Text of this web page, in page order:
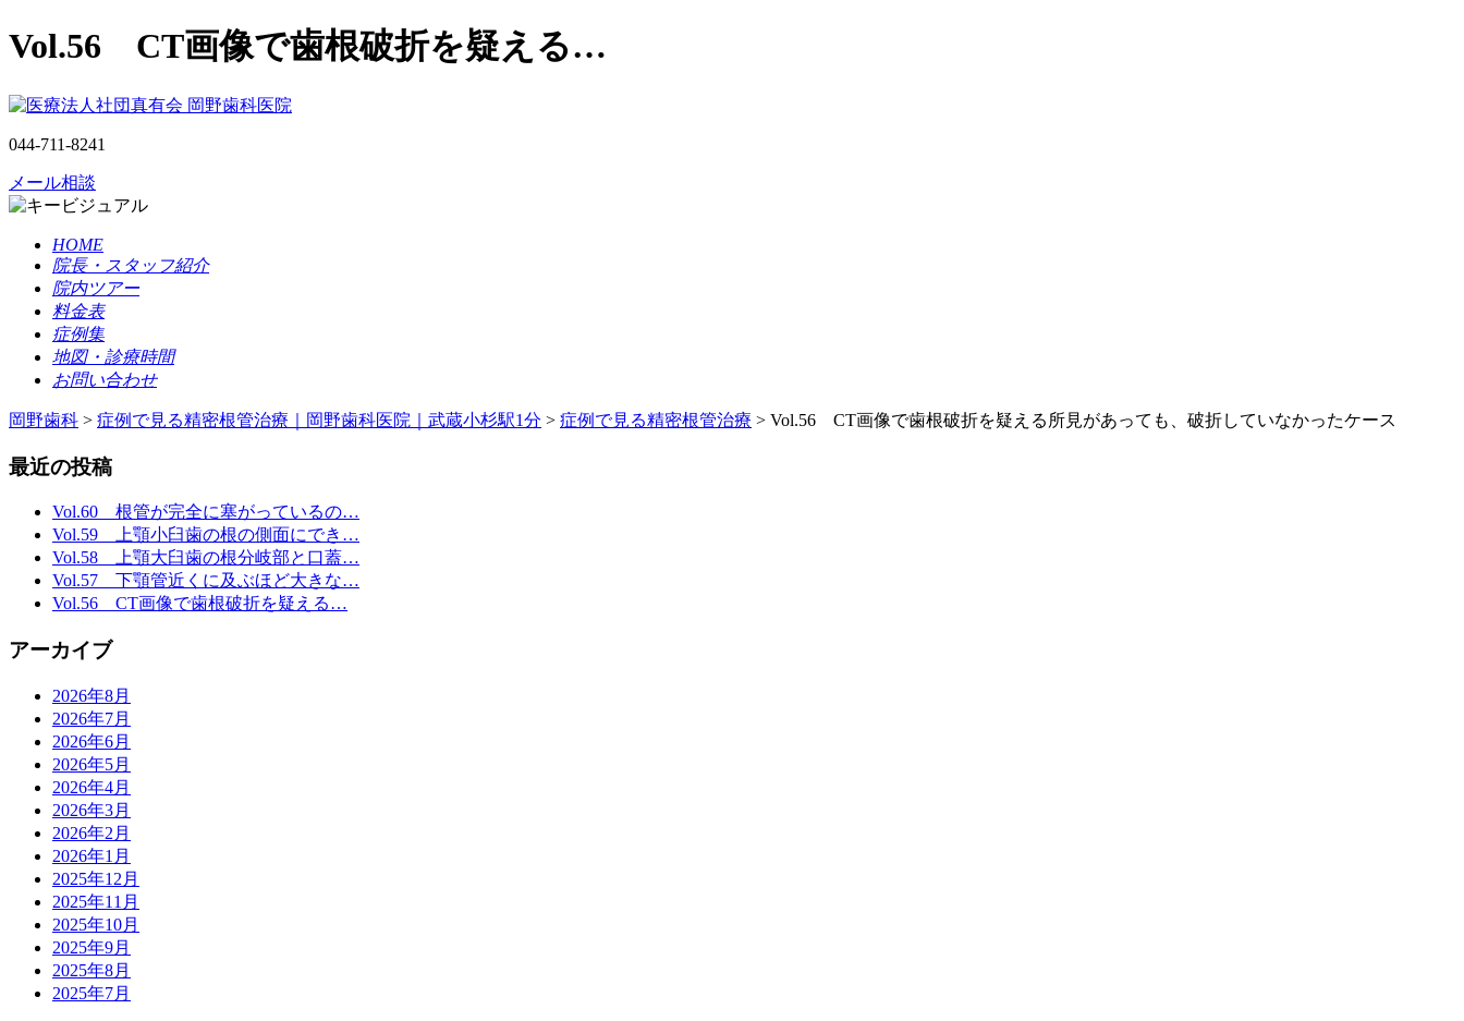
Vol.56 CT画像で歯根破折を疑える…
044-711-8241
メール相談
HOME
院長・スタッフ紹介
院内ツアー
料金表
症例集
地図・診療時間
お問い合わせ
岡野歯科 > 症例で見る精密根管治療｜岡野歯科医院｜武蔵小杉駅1分 > 症例で見る精密根管治療 > Vol.56 CT画像で歯根破折を疑える所見があっても、破折していなかったケース
最近の投稿
Vol.60 根管が完全に塞がっているの…
Vol.59 上顎小臼歯の根の側面にでき…
Vol.58 上顎大臼歯の根分岐部と口蓋…
Vol.57 下顎管近くに及ぶほど大きな…
Vol.56 CT画像で歯根破折を疑える…
アーカイブ
2026年8月
2026年7月
2026年6月
2026年5月
2026年4月
2026年3月
2026年2月
2026年1月
2025年12月
2025年11月
2025年10月
2025年9月
2025年8月
2025年7月